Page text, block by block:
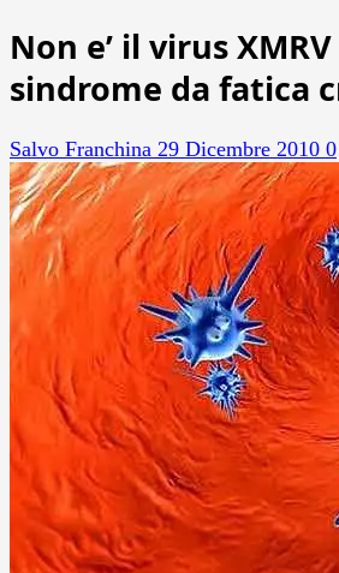
Non e’ il virus
sindrome da fatica
Salvo Franchina 29 Dicembre 2010 0